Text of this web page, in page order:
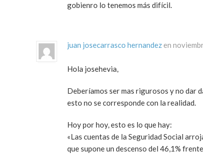
gobienro lo tenemos más difícil.
juan josecarrasco hernandez en
Hola josehevia,
Deberíamos ser mas rigurosos y no dar
esto no se corresponde con la realidad.
Hoy por hoy, esto es lo que hay:
«Las cuentas de la Seguridad Social
que supone un descenso del 46,1%